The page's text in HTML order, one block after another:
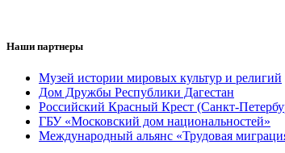
Наши партнеры
Музей истории мировых культур и религий
Дом Дружбы Республики Дагестан
Российский Красный Крест (Санкт-
ГБУ «Московский дом национальностей»
Международный альянс «Трудовая